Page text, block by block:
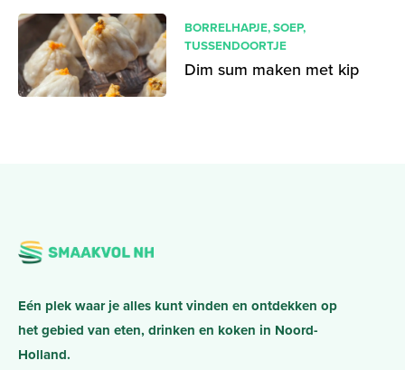
BORRELHAPJE,SOEP,
TUSSENDOORTJE
Dim sum maken met kip
Eén plek waar je alles kunt vinden en ontdekken op
het gebied van eten, drinken en koken in Noord-
Holland.